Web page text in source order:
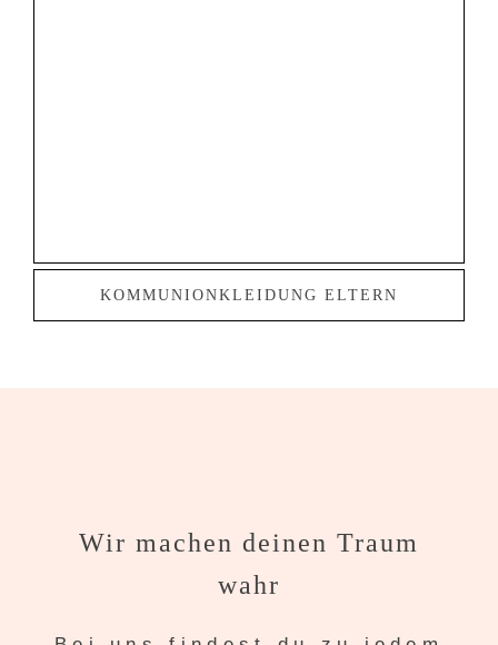
KOMMUNIONKLEIDUNG ELTERN
Wir machen deinen Traum
wahr